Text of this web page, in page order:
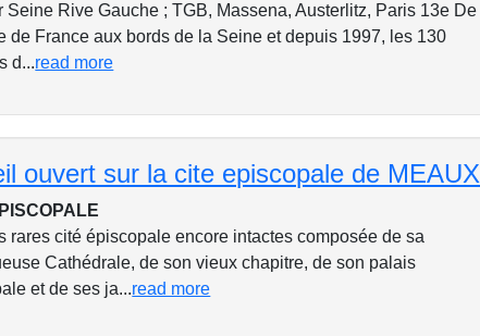
Seine Rive Gauche ; TGB, Massena, Austerlitz, Paris 13e De
de France aux bords de la Seine et depuis 1997, les 130
d...read more
ouvert sur la cite episcopale de MEAUX
rares cité épiscopale encore intactes composée de sa
Cathédrale, de son vieux chapitre, de son palais
et de ses ja...read more